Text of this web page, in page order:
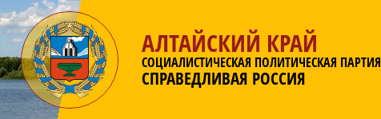
АЛТАЙСКИЙ КРАЙ
СОЦИАЛИСТИЧЕСКАЯ ПОЛИТИЧЕСКАЯ ПАРТИЯ
СПРАВЕДЛИВАЯ РОССИЯ